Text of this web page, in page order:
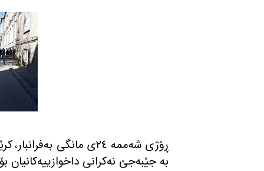
ڕۆژی شه‌ممه‌ ٢٤ی مانگی
به‌ جێبه‌جێ نه‌كرانی داخوازییه‌كانیان